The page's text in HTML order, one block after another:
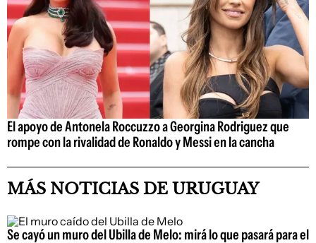
El apoyo de Antonela Roccuzzo a Georgina Rodriguez que
rompe con la rivalidad de Ronaldo y Messi en la cancha
MÁS NOTICIAS DE URUGUAY
Se cayó un muro del Ubilla de Melo: mirá lo que pasará para el